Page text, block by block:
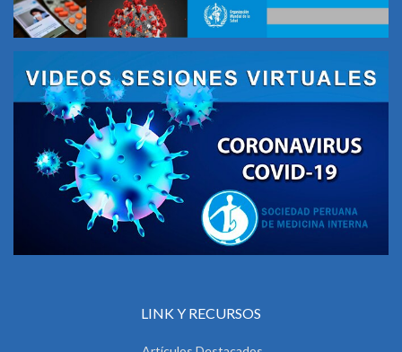
LINK Y RECURSOS